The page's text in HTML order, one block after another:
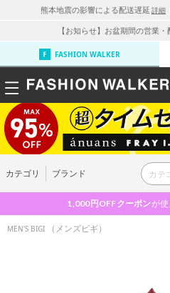
熊本地震の影響による配送遅延 詳細
【お知らせ】お盆期間の営業
FASHION WALKER
カテゴリ ブランド
1,000円OFFクーポンが
MEN'S BIGI （メンズビギ）